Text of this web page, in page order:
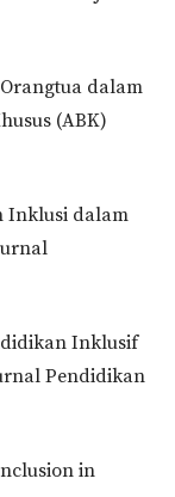
dalam
(ABK)
Inklusi dalam
Inklusif
Pendidikan
in